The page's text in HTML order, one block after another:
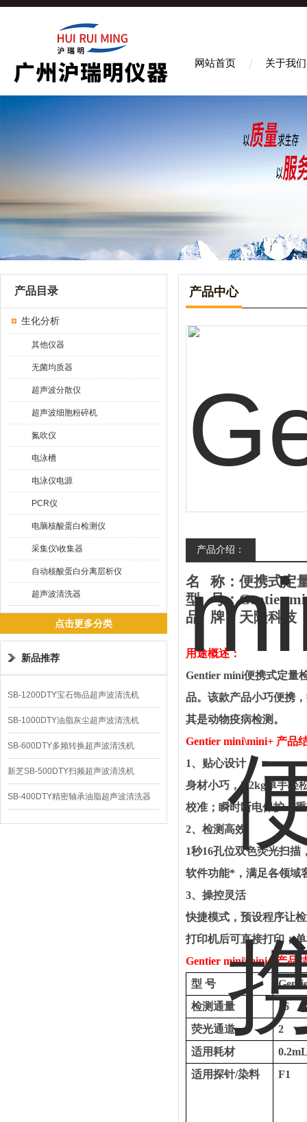
网站首页 关于我们
产品目录
生化分析
其他仪器
无菌均质器
超声波分散仪
超声波细胞粉碎机
氮吹仪
电泳槽
电泳仪电源
PCR仪
电脑核酸蛋白检测仪
采集仪\收集器
自动核酸蛋白分离层析仪
超声波清洗器
点击更多分类
新品推荐
SB-1200DTY宝石饰品超声波清洗机
SB-1000DTY油脂灰尘超声波清洗机
SB-600DTY多频转换超声波清洗机
新芝SB-500DTY扫频超声波清洗机
SB-400DTY精密轴承油脂超声波清洗器
产品中心
产品介绍：
名 称： 便携式定
型
号：Gentier
品
牌： 天隆科技
用途概述：
Gentier mini便携式定量
品。该款产品小巧便携
其是动物疫病检测 。
Gentier mini\mini+ 产品
1、贴心设计
身材小巧，3.2kg单手轻
校准；瞬时断电保护，
2、检测高效
1秒16孔位双色荧光扫描
软件功能*，满足各领域
3、操控灵活
快捷模式，预设程序让
打印机后可直接打印；
Gentier mini\ mini+
产品
型 号
检测通量
16
荧光通道
2
适用耗材
适用探针/染料 F1